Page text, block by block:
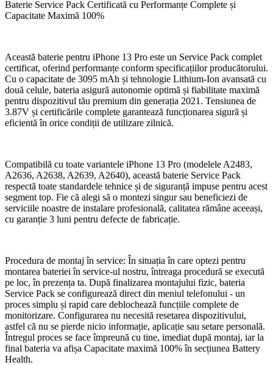
Baterie Service Pack Certificată cu Performanțe Complete și
Capacitate Maximă 100%
Această baterie pentru iPhone 13 Pro este un Service Pack complet
certificat, oferind performanțe conform specificațiilor producătorului.
Cu o capacitate de 3095 mAh și tehnologie Lithium-Ion avansată cu
două celule, bateria asigură autonomie optimă și fiabilitate maximă
pentru dispozitivul tău premium din generația 2021. Tensiunea de
3.87V și certificările complete garantează funcționarea sigură și
eficientă în orice condiții de utilizare zilnică.
Compatibilă cu toate variantele iPhone 13 Pro (modelele A2483,
A2636, A2638, A2639, A2640), această baterie Service Pack
respectă toate standardele tehnice și de siguranță impuse pentru acest
segment top. Fie că alegi să o montezi singur sau beneficiezi de
serviciile noastre de instalare profesională, calitatea rămâne aceeași,
cu garanție 3 luni pentru defecte de fabricație.
Procedura de montaj în service: În situația în care optezi pentru
montarea bateriei în service-ul nostru, întreaga procedură se execută
pe loc, în prezența ta. După finalizarea montajului fizic, bateria
Service Pack se configurează direct din meniul telefonului - un
proces simplu și rapid care deblochează funcțiile complete de
monitorizare. Configurarea nu necesită resetarea dispozitivului,
astfel că nu se pierde nicio informație, aplicație sau setare personală.
Întregul proces se face împreună cu tine, imediat după montaj, iar la
final bateria va afișa Capacitate maximă 100% în secțiunea Battery
Health.